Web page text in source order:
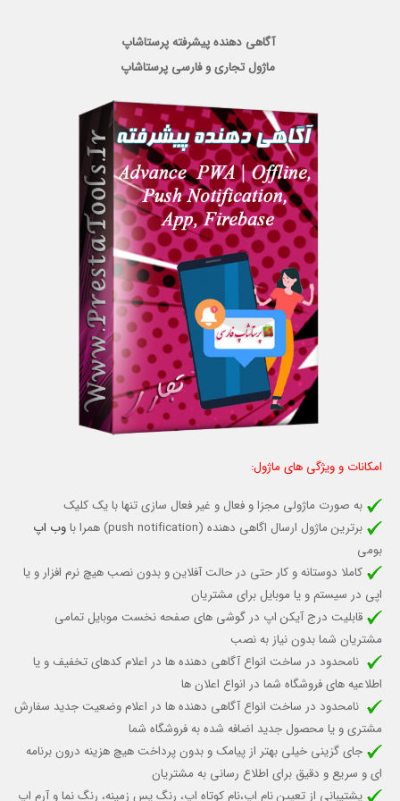
آگاهی دهنده پیشرفته پرستاشاپ
ماژول تجاری و فارسی پرستاشاپ
امکانات و ویژگی های ماژول:
به صورت ماژولی مجزا و فعال و غیر فعال سازی تنها با یک کلیک
برترین ماژول ارسال اگاهی دهنده (push notification) همرا با
وب اپ
بومی
کاملا دوستانه و کار حتی در حالت آفلاین و بدون نصب هیچ نرم افزار و یا
اپی در سیستم و یا موبایل برای مشتریان
قابلیت درج آیکن اپ در گوشی های صفحه نخست موبایل تمامی
مشتریان شمابدون نیاز به نصب
نامحدود در ساخت انواع آگاهی دهنده ها در اعلام کدهای تخفیف و یا
اطلاعیه های فروشگاه شما در انواع اعلان ها
نامحدود در ساخت انواع آگاهی دهنده ها در اعلام وضعیت جدید سفارش
مشتری و یا محصول جدید اضافه شده به فروشگاه شما
جای گزینی خیلی بهتر از پیامک و بدون پرداخت هیچ هزینه درون برنامه
ای و سریع و دقیق برای اطلاع رسانی به مشتریان
پشتیبانی از تعیین نام اپ،نام کوتاه اپ، رنگ پس زمینه، رنگ نما و آرم اپ